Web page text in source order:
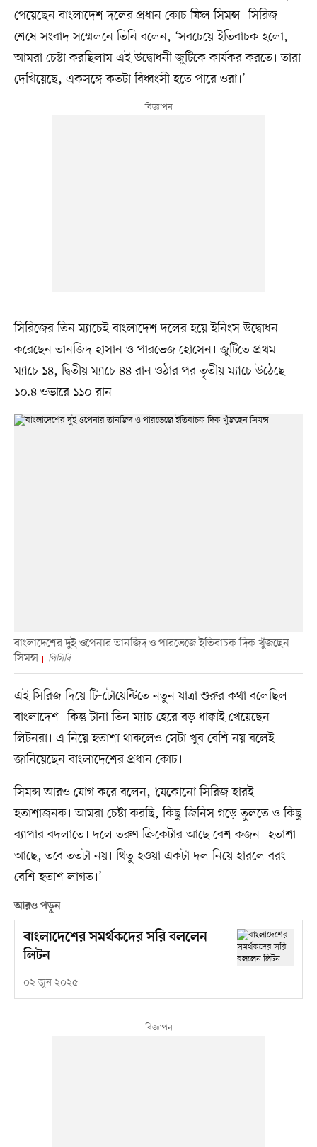
পেয়েছেন বাংলাদেশ দলের প্রধান কোচ ফিল সিমন্স। সিরিজ
শেষে সংবাদ সম্মেলনে তিনি বলেন, ‘সবচেয়ে ইতিবাচক হলো,
আমরা চেষ্টা করছিলাম এই উদ্বোধনী জুটিকে কার্যকর করতে। তারা
দেখিয়েছে, একসঙ্গে কতটা বিধ্বংসী হতে পারে ওরা।’
সিরিজের তিন ম্যাচেই বাংলাদেশ দলের হয়ে ইনিংস উদ্বোধন
করেছেন তানজিদ হাসান ও পারভেজ হোসেন। জুটিতে প্রথম
ম্যাচে ১৪, দ্বিতীয় ম্যাচে ৪৪ রান ওঠার পর তৃতীয় ম্যাচে উঠেছে
১০.৪ ওভারে ১১০ রান।
বাংলাদেশের দুই ওপেনার তানজিদ ও পারভেজে ইতিবাচক দিক খুঁজছেন
সিমন্স
পিসিবি
এই সিরিজ দিয়ে টি-টোয়েন্টিতে নতুন যাত্রা শুরুর কথা বলেছিল
বাংলাদেশ। কিন্তু টানা তিন ম্যাচ হেরে বড় ধাক্কাই খেয়েছেন
লিটনরা। এ নিয়ে হতাশা থাকলেও সেটা খুব বেশি নয় বলেই
জানিয়েছেন বাংলাদেশের প্রধান কোচ।
সিমন্স আরও যোগ করে বলেন, ‘যেকোনো সিরিজ হারই
হতাশাজনক। আমরা চেষ্টা করছি, কিছু জিনিস গড়ে তুলতে ও কিছু
ব্যাপার বদলাতে। দলে তরুণ ক্রিকেটার আছে বেশ কজন। হতাশা
আছে, তবে ততটা নয়। থিতু হওয়া একটা দল নিয়ে হারলে বরং
বেশি হতাশ লাগত।’
আরও পড়ুন
বাংলাদেশের সমর্থকদের সরি বললেন
লিটন
০২ জুন ২০২৫